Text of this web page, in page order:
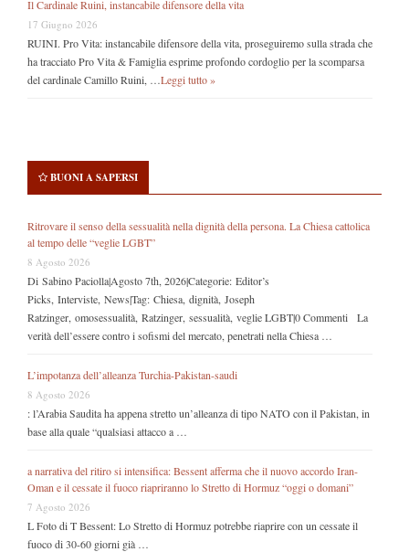
Il Cardinale Ruini, instancabile difensore della vita
17 Giugno 2026
RUINI. Pro Vita: instancabile difensore della vita, proseguiremo sulla strada che
ha tracciato Pro Vita & Famiglia esprime profondo cordoglio per la scomparsa
del cardinale Camillo Ruini, … Leggi tutto »
BUONI A SAPERSI
Ritrovare il senso della sessualità nella dignità della persona. La Chiesa cattolica
al tempo delle “veglie LGBT”
8 Agosto 2026
Di Sabino Paciolla|Agosto 7th, 2026|Categorie: Editor’s
Picks, Interviste, News|Tag: Chiesa, dignità, Joseph
Ratzinger, omosessualità, Ratzinger, sessualità, veglie LGBT|0 Commenti La
verità dell’essere contro i sofismi del mercato, penetrati nella Chiesa …
L’impotanza dell’alleanza Turchia-Pakistan-saudi
8 Agosto 2026
: l’Arabia Saudita ha appena stretto un’alleanza di tipo NATO con il Pakistan, in
base alla quale “qualsiasi attacco a …
a narrativa del ritiro si intensifica: Bessent afferma che il nuovo accordo Iran-
Oman e il cessate il fuoco riapriranno lo Stretto di Hormuz “oggi o domani”
7 Agosto 2026
L Foto di T Bessent: Lo Stretto di Hormuz potrebbe riaprire con un cessate il
fuoco di 30-60 giorni già …